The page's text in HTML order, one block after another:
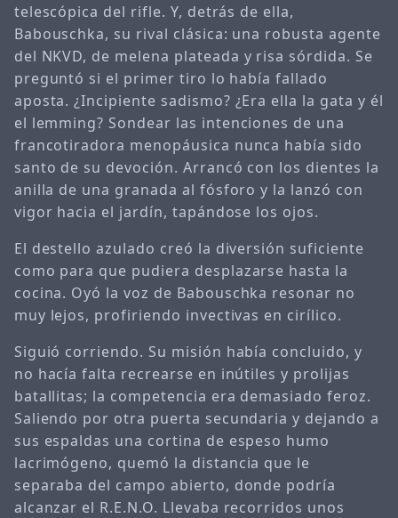
telescópica del rifle. Y, detrás de ella,
Babouschka, su rival clásica: una robusta agente
del NKVD, de melena plateada y risa sórdida. Se
preguntó si el primer tiro lo había fallado
aposta. ¿Incipiente sadismo? ¿Era ella la gata y él
el lemming? Sondear las intenciones de una
francotiradora menopáusica nunca había sido
santo de su devoción. Arrancó con los dientes la
anilla de una granada al fósforo y la lanzó con
vigor hacia el jardín, tapándose los ojos.
El destello azulado creó la diversión suficiente
como para que pudiera desplazarse hasta la
cocina. Oyó la voz de Babouschka resonar no
muy lejos, profiriendo invectivas en cirílico.
Siguió corriendo. Su misión había concluido, y
no hacía falta recrearse en inútiles y prolijas
batallitas; la competencia era demasiado feroz.
Saliendo por otra puerta secundaria y dejando a
sus espaldas una cortina de espeso humo
lacrimógeno, quemó la distancia que le
separaba del campo abierto, donde podría
alcanzar el R.E.N.O. Llevaba recorridos unos